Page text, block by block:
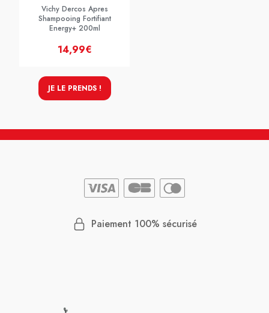
Vichy Dercos Apres
Shampooing Fortifiant
Energy+ 200ml
14,99€
JE LE PRENDS !
Paiement 100% sécurisé